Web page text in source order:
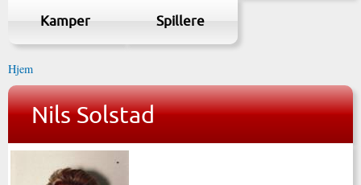
Kamper Spillere
Hjem
Nils Solstad